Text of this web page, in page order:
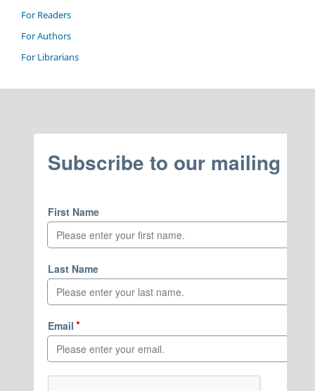
For Readers
For Authors
For Librarians